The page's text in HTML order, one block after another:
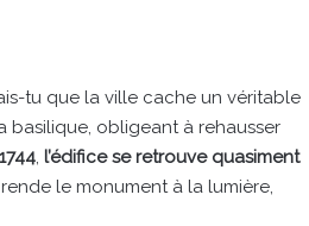
tu que la ville cache un véritable
basilique, obligeant à rehausser
1744, l’édifice se retrouve quasiment
le monument à la lumière,